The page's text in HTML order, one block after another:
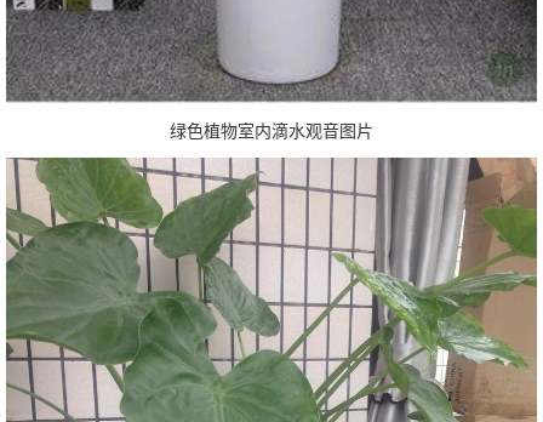
绿色植物室内滴水观音图片